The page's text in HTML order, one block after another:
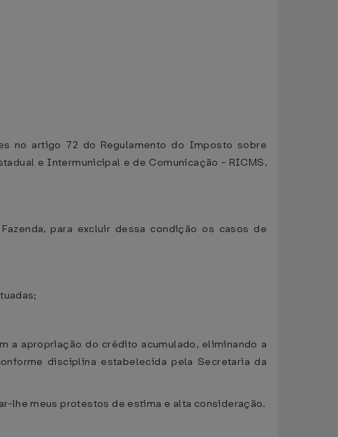
no artigo 72 do Regulamento do Imposto sobre
e Intermunicipal e de Comunicação - RICMS,
para excluir dessa condição os casos de
a apropriação do crédito acumulado, eliminando a
disciplina estabelecida pela Secretaria da
lhe meus protestos de estima e alta consideração.